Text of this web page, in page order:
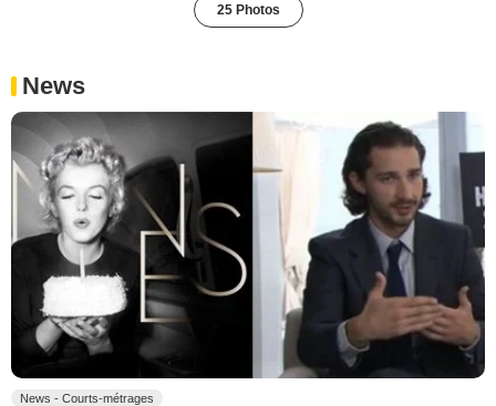
25 Photos
News
News - Courts-métrages